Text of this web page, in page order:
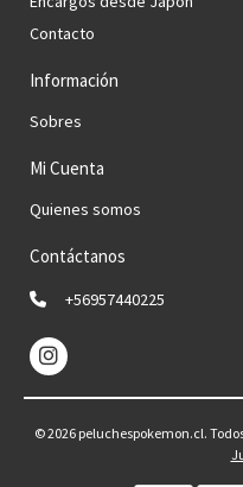
Contacto
Información
Sobres
Mi Cuenta
Quienes somos
Contáctanos
+56957440225
© 2026 peluchespokemon.cl.